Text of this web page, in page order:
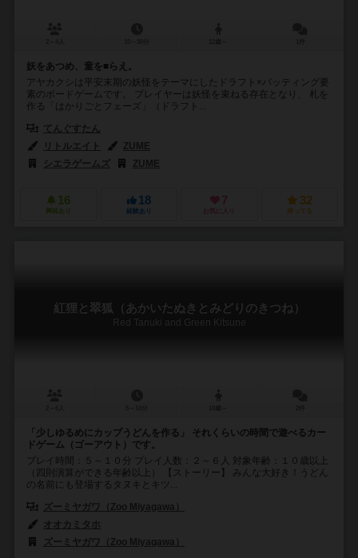
妖をあつめ、童を■らえ。
アヤカクシは平安末期の妖怪をテーマにしたドラフト×バッティング要
素のボードゲームです。 プレイヤーは妖怪を束ねる存在となり、 札を
作る「はかりごとフェーズ」（ドラフト...
てんぐすたん
リトルエイト
ZUME
シエラゲームズ
ZUME
16
興味あり
18
経験あり
7
お気に入り
32
持ってる
紅狸と翠狐（あかいたぬきとみどりのきつね）
Red Tanuki and Green Kitsune
「少しゆるめにカップうどんを作る」 それくらいの時間で遊べるカー
ドゲーム（ゴーアウト）です。
プレイ時間：５～１０分 プレイ人数：２～６人 対象年齢：１０歳以上
（四則演算ができる年齢以上） 【ストーリー】 みんな大好き！うどん
の名前にも登場するタヌキとキツ...
ズーミヤガワ（Zoo Miyagawa）
オオカミタホ
ズーミヤガワ（Zoo Miyagawa）